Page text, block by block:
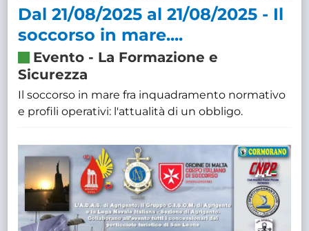
Dal 21/08/2025 al 21/08/2025 - Il
soccorso in mare....
Evento - La Formazione e
Sicurezza
Il soccorso in mare fra inquadramento normativo
e profili operativi: l'attualità di un obbligo.